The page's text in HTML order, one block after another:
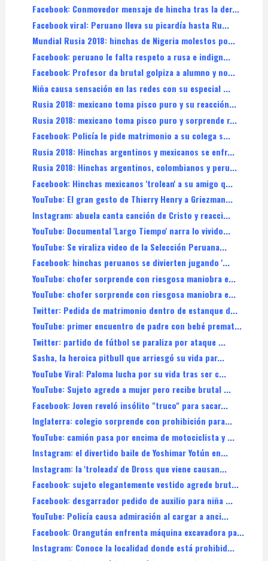
Facebook: Conmovedor mensaje de hincha tras la der...
Facebook viral: Peruano lleva su picardía hasta Ru...
Mundial Rusia 2018: hinchas de Nigeria molestos po...
Facebook: peruano le falta respeto a rusa e indign...
Facebook: Profesor da brutal golpiza a alumno y no...
Niña causa sensación en las redes con su especial ...
Rusia 2018: mexicano toma pisco puro y su reacción...
Rusia 2018: mexicano toma pisco puro y sorprende r...
Facebook: Policía le pide matrimonio a su colega s...
Rusia 2018: Hinchas argentinos y mexicanos se enfr...
Rusia 2018: Hinchas argentinos, colombianos y peru...
Facebook: Hinchas mexicanos 'trolean' a su amigo q...
YouTube: El gran gesto de Thierry Henry a Griezman...
Instagram: abuela canta canción de Cristo y reacci...
YouTube: Documental 'Largo Tiempo' narra lo vivido...
YouTube: Se viraliza video de la Selección Peruana...
Facebook: hinchas peruanos se divierten jugando '...
YouTube: chofer sorprende con riesgosa maniobra e...
YouTube: chofer sorprende con riesgosa maniobra e...
Twitter: Pedida de matrimonio dentro de estanque d...
YouTube: primer encuentro de padre con bebé premat...
Twitter: partido de fútbol se paraliza por ataque ...
Sasha, la heroica pitbull que arriesgó su vida par...
YouTube Viral: Paloma lucha por su vida tras ser c...
YouTube: Sujeto agrede a mujer pero recibe brutal ...
Facebook: Joven reveló insólito "truco" para sacar...
Inglaterra: colegio sorprende con prohibición para...
YouTube: camión pasa por encima de motociclista y ...
Instagram: el divertido baile de Yoshimar Yotún en...
Instagram: la 'troleada' de Dross que viene causan...
Facebook: sujeto elegantemente vestido agrede brut...
Facebook: desgarrador pedido de auxilio para niña ...
YouTube: Policía causa admiración al cargar a anci...
Facebook: Orangután enfrenta máquina excavadora pa...
Instagram: Conoce la localidad donde está prohibid...